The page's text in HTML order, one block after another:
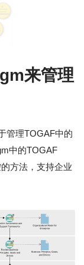
来管理
管理TOGAF中的
中的TOGAF
方法，支持企业